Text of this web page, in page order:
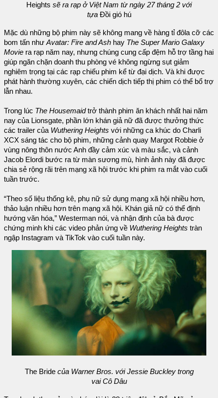
Heights sẽ ra rạp ở Việt Nam từ ngày 27 tháng 2 với
tựaĐồi gió hú
Mặc dù những bộ phim này sẽ không mang về hàng tỉ đôla cỡ các
bom tấn nhưAvatar: Fire and Ash hay The Super Mario Galaxy
Movie ra rạp năm nay, nhưng chúng cung cấp đệm hỗ trợ tầng hai
giúp ngăn chặn doanh thu phòng vé không ngừng sụt giảm
nghiêm trọng tại các rạp chiếu phim kể từ đại dịch. Và khi được
phát hành thường xuyên, các chiến dịch tiếp thị phim có thể bổ trợ
lẫn nhau.
Trong lúc The Housemaidtrở thành phim ăn khách nhất hai năm
nay của Lionsgate, phần lớn khán giả nữ đã được thưởng thức
các trailer của Wuthering Heights với những ca khúc do Charli
XCX sáng tác cho bộ phim, những cảnh quay Margot Robbie ở
vùng nông thôn nước Anh đầy cảm xúc và màu sắc, và cảnh
Jacob Elordi bước ra từ màn sương mù, hình ảnh này đã được
chia sẻ rộng rãi trên mạng xã hội trước khi phim ra mắt vào cuối
tuần trước.
“Theo số liệu thống kê, phụ nữ sử dụng mạng xã hội nhiều hơn,
thảo luận nhiều hơn trên mạng xã hội. Khán giả nữ có thể định
hướng văn hóa,” Westerman nói, và nhận định của bà được
chứng minh khi các video phản ứng về Wuthering Heights tràn
ngập Instagram và TikTok vào cuối tuần này.
The Bridecủa Warner Bros. với Jessie Buckley trong
vai Cô Dâu